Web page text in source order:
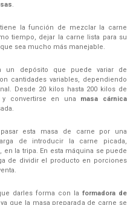
.
la función de mezclar la carne
tiempo, dejar la carne lista para su
sea mucho más manejable.
un depósito que puede variar de
cantidades variables, dependiendo
Desde 20 kilos hasta 200 kilos de
convertirse en una masa cárnica
esta masa de carne por una
de introducir la carne picada,
la tripa. En esta máquina se puede
de dividir el producto en porciones
darles forma con la formadora de
que la masa preparada de carne se